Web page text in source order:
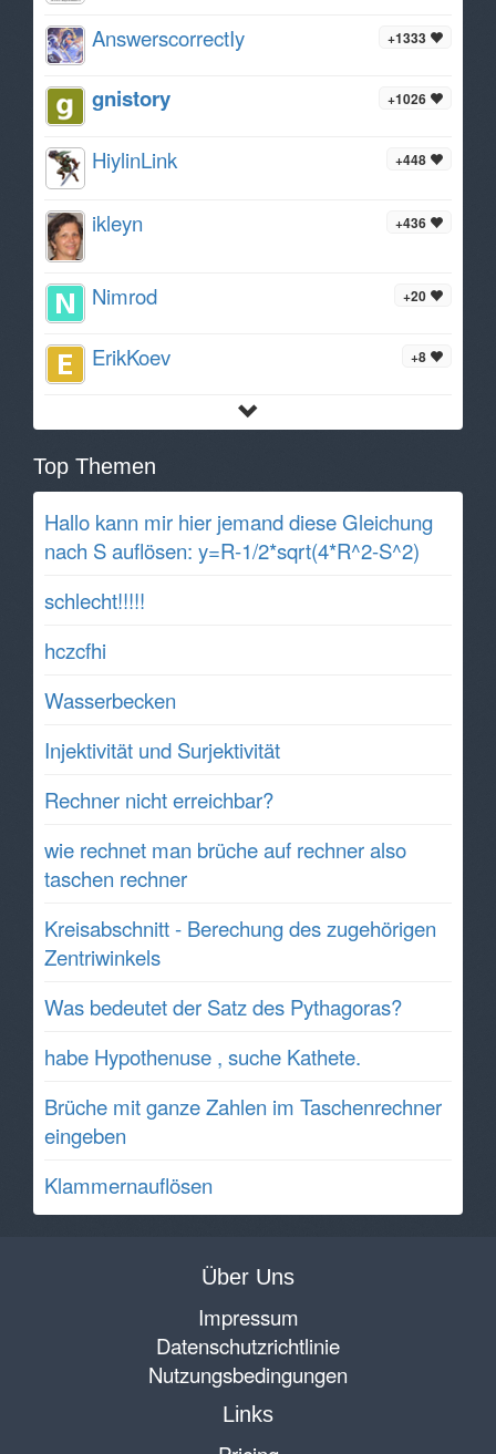
+1333
AnswerscorrectIy
+1026
gnistory
+448
HiylinLink
+436
ikleyn
+20
Nimrod
+8
ErikKoev
Top Themen
Hallo kann mir hier jemand diese Gleichung
nach S auflösen: y=R-1/2*sqrt(4*R^2-S^2)
schlecht!!!!!
hczcfhi
Wasserbecken
Injektivität und Surjektivität
Rechner nicht erreichbar?
wie rechnet man brüche auf rechner also
taschen rechner
Kreisabschnitt - Berechung des zugehörigen
Zentriwinkels
Was bedeutet der Satz des Pythagoras?
habe Hypothenuse , suche Kathete.
Brüche mit ganze Zahlen im Taschenrechner
eingeben
Klammernauflösen
Über Uns
Impressum
Datenschutzrichtlinie
Nutzungsbedingungen
Links